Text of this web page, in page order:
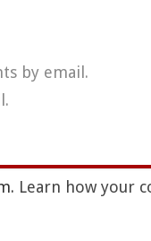
by email.
Learn how your